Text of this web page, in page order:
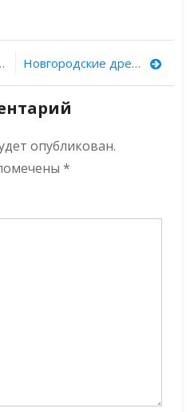
Новгородские древности. Выпуск 53: храм Спаса на Ковалеве
опубликован.
*